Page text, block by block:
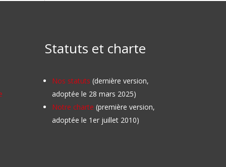
Statuts et charte
Nos statuts (dernière version,
adoptée le 28 mars 2025)
Notre charte (première version,
adoptée le 1er juillet 2010)